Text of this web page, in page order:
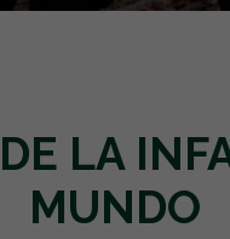
LA
MUNDO